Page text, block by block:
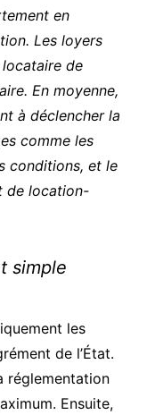
en
Les loyers
de
En moyenne,
à déclencher la
comme les
conditions, et le
de location-
simple
les
de l’État.
réglementation
Ensuite,